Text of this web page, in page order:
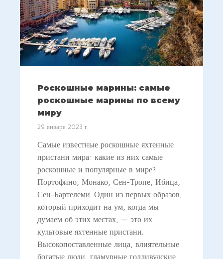
Роскошные марины: самые
роскошные марины по всему
миру
29 января 2023 г.
Самые известные роскошные яхтенные
пристани мира: какие из них самые
роскошные и популярные в мире?
Портофино, Монако, Сен-Тропе, Ибица,
Сен-Бартелеми. Один из первых образов,
который приходит на ум, когда мы
думаем об этих местах, — это их
культовые яхтенные пристани.
Высокопоставленные лица, влиятельные
богатые люди, гламурные голливудские